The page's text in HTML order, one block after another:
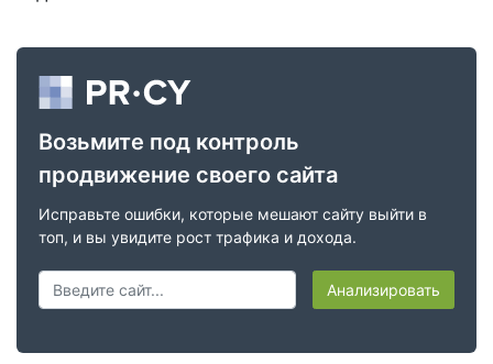
Возьмите под контроль
продвижение своего сайта
Исправьте ошибки, которые мешают сайту выйти в
топ, и вы увидите рост трафика и дохода.
Анализировать